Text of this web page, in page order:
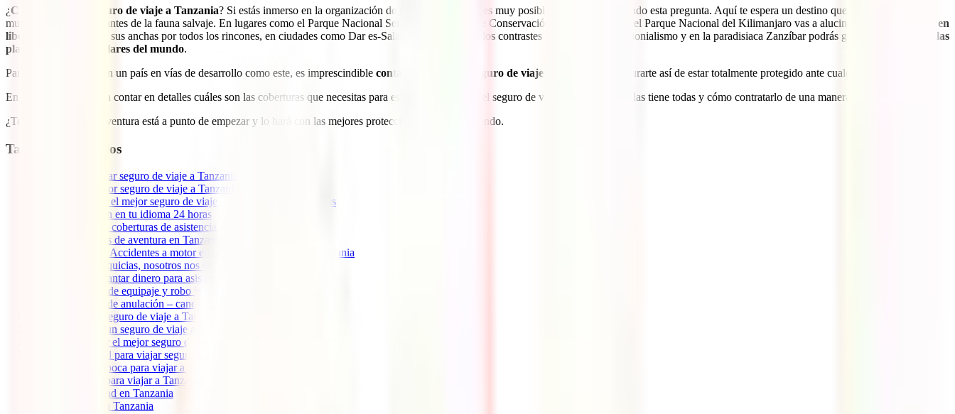
¿Cuál es el mejor seguro de viaje a Tanzania? Si estás inmerso en la organización de tu viaje a este país es muy posible que te estés haciendo esta pregunta. Aquí te espera un destino que es una de las joyas
mundiales para los amantes de la fauna salvaje. En lugares como el Parque Nacional Serengueti, la Zona de Conservación de Ngorongoro o el Parque Nacional del Kilimanjaro vas a alucinar con los
animales en
libertad
que campan a sus anchas por todos los rincones, en ciudades como Dar es-Salam podrás conocer los contrastes y la herencia del colonialismo y en la paradisiaca Zanzíbar podrás gozar de
algunas de las
playas más espectaculares del mundo.
Para todo ello, y más en un país en vías de desarrollo como este, es imprescindible contar con el mejor seguro de viaje a Tanzania
y asegurarte así de estar totalmente protegido ante cualquier incidente.
En esta guía te vamos a contar en detalles cuáles son las coberturas que necesitas para este destino, cuál es el seguro de viaje a Tanzania que las tiene todas y cómo contratarlo de una manera muy sencilla.
¿Todo listo? Tu gran aventura está a punto de empezar y lo hará con las mejores protecciones si sigues leyendo.
Tabla de contenidos
Por qué contratar seguro de viaje a Tanzania
¿Cuál es el mejor seguro de viaje a Tanzania?
Qué debe tener el mejor seguro de viaje a Tanzania, características
Atención en tu idioma 24 horas
Amplias coberturas de asistencia médica
Deportes de aventura en Tanzania
¿Safari? Accidentes a motor en tu seguro para viajar a Tanzania
Sin franquicias, nosotros nos encargamos de todo
Sin adelantar dinero para asistencia médica
Pérdida de equipaje y robo incluido
Opción de anulación – cancelación de tu viaje a Tanzania
Cobertura del seguro de viaje a Tanzania
Cuánto cuesta un seguro de viaje a Tanzania
Cómo contratar el mejor seguro de viaje a Tanzania
Información útil para viajar seguro a Tanzania
Mejor época para viajar a Tanzania
Visado para viajar a Tanzania
Seguridad en Tanzania
Salud en Tanzania